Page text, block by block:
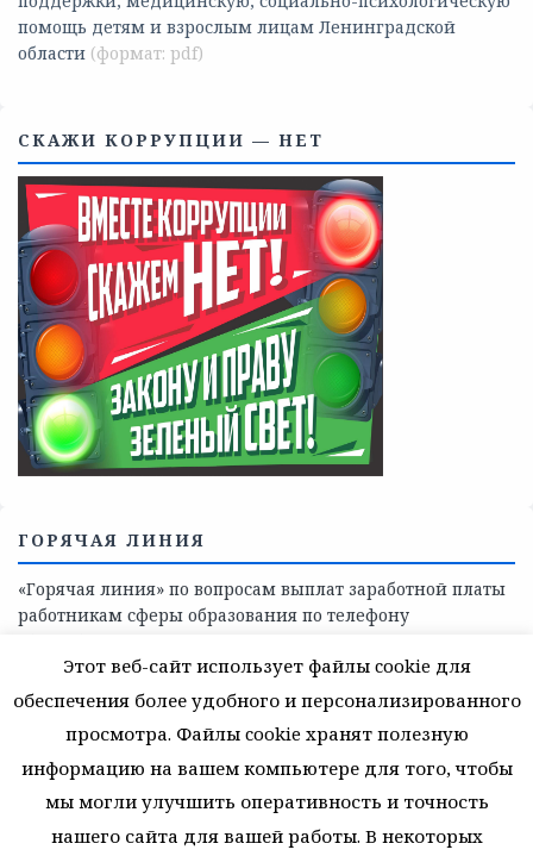
Телефоны учреждений, оказывающих меры социальной
поддержки, медицинскую, социально-психологическую
помощь детям и взрослым лицам Ленинградской
области
СКАЖИ КОРРУПЦИИ — НЕТ
Этот веб-сайт использует файлы cookie для
обеспечения более удобного и персонализированного
просмотра. Файлы cookie хранят полезную
информацию на вашем компьютере для того, чтобы
мы могли улучшить оперативность и точность
нашего сайта для вашей работы. В некоторых